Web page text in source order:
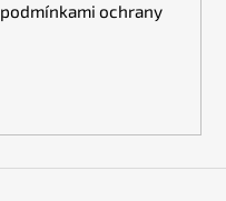
podmínkami ochrany